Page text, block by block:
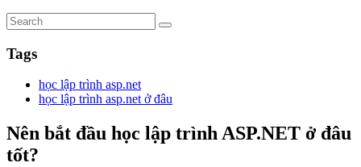
Tags
học lập trình asp.net
học lập trình asp.net ở đâu
Nên bắt đầu học lập trình ASP.NET ở đâu
tốt?